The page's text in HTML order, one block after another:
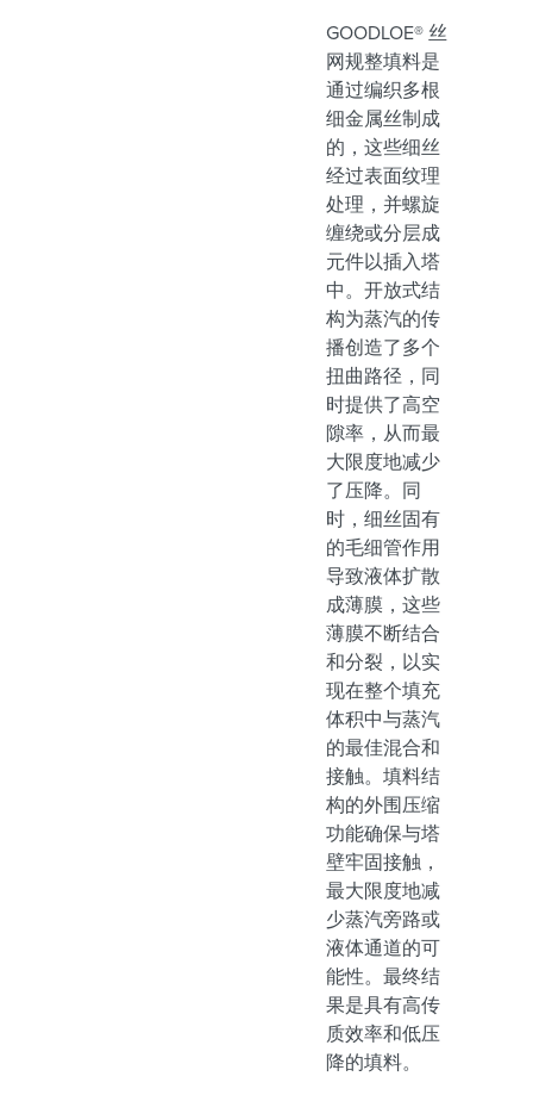
GOODLOE® 丝
网规整填料是
通过编织多根
细金属丝制成
的，这些细丝
经过表面纹理
处理，并螺旋
缠绕或分层成
元件以插入塔
中。开放式结
构为蒸汽的传
播创造了多个
扭曲路径，同
时提供了高空
隙率，从而最
大限度地减少
了压降。同
时，细丝固有
的毛细管作用
导致液体扩散
成薄膜，这些
薄膜不断结合
和分裂，以实
现在整个填充
体积中与蒸汽
的最佳混合和
接触。填料结
构的外围压缩
功能确保与塔
壁牢固接触，
最大限度地减
少蒸汽旁路或
液体通道的可
能性。最终结
果是具有高传
质效率和低压
降的填料。